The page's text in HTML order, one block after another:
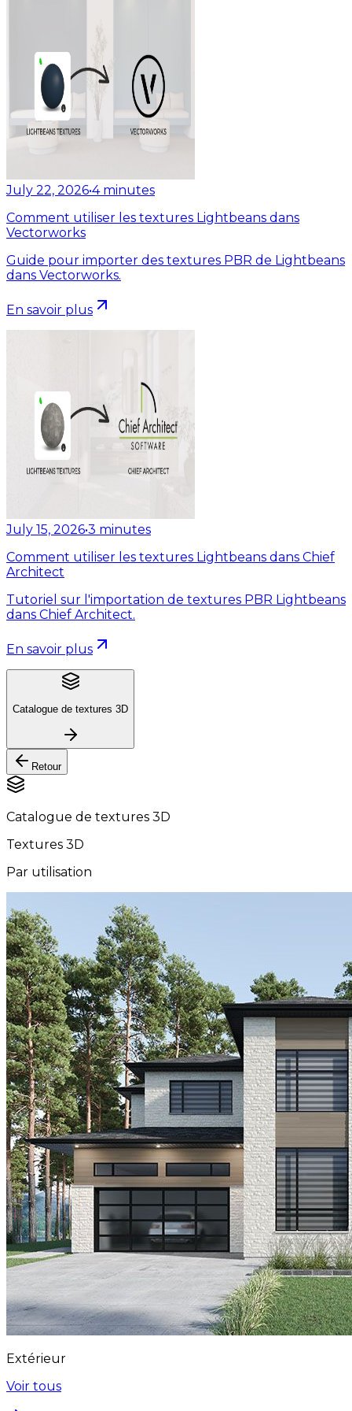
July 22, 2026•4 minutes
Comment utiliser les textures Lightbeans dans
Vectorworks
Guide pour importer des textures PBR de Lightbeans
dans Vectorworks.
En savoir plus
July 15, 2026•3 minutes
Comment utiliser les textures Lightbeans dans Chief
Architect
Tutoriel sur l'importation de textures PBR Lightbeans
dans Chief Architect.
En savoir plus
Catalogue de textures 3D
Retour
Catalogue de textures 3D
Textures 3D
Par utilisation
Extérieur
Voir tous